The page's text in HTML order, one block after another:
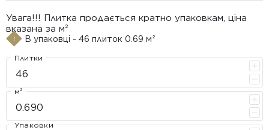
Увага!!! Плитка продається кратно упаковкам, ціна
вказана за м²
В упаковці - 46 плиток 0.69 м²
Плитки
м²
Упаковки